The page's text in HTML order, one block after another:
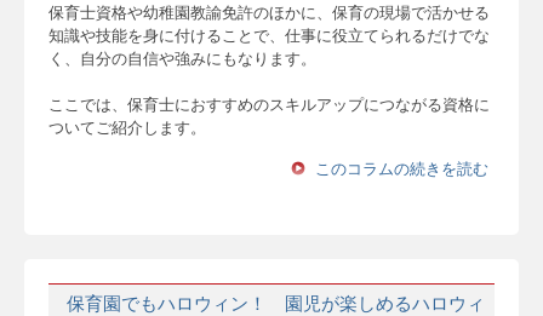
保育士資格や幼稚園教諭免許のほかに、保育の現場で活かせる
知識や技能を身に付けることで、仕事に役立てられるだけでな
く、自分の自信や強みにもなります。
ここでは、保育士におすすめのスキルアップにつながる資格に
ついてご紹介します。
このコラムの続きを読む
保育園でもハロウィン！ 園児が楽しめるハロウィ